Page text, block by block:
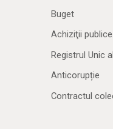
Buget
Achiziţii
Registrul Unic
Anticorupție
Contractul